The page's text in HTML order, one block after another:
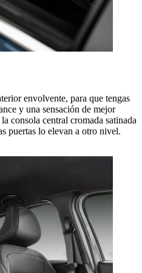
envolvente, para que tengas
y una sensación de mejor
consola central cromada satinada
puertas lo elevan a otro nivel.